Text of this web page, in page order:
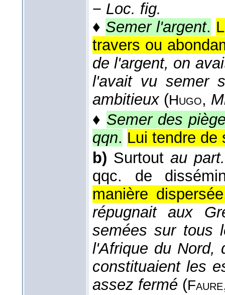
− Loc. fig.
♦ Semer l'argent.
travers ou
de l'argent, on
l'avait vu semer
ambitieux(Hugo,
♦ Semer des
qqn. Lui tendre de
b) Surtoutau
qqc. de
manière
répugnait aux
semées sur tous
l'Afrique du Nord,
constituaient les
assez fermé (Faure